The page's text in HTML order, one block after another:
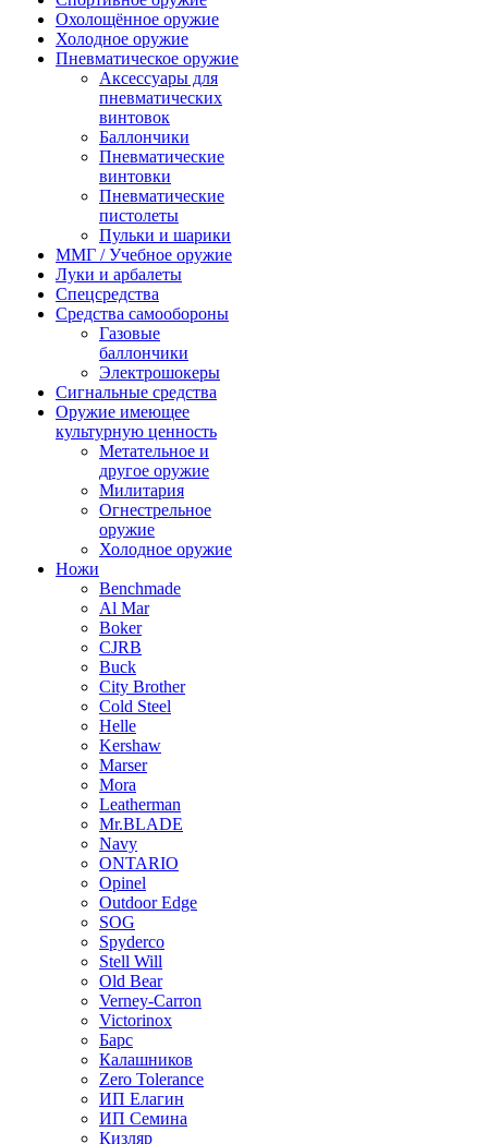
Охолощённое оружие
Холодное оружие
Пневматическое оружие
Аксессуары для
пневматических
винтовок
Баллончики
Пневматические
винтовки
Пневматические
пистолеты
Пульки и шарики
ММГ / Учебное оружие
Луки и арбалеты
Спецсредства
Средства самообороны
Газовые
баллончики
Электрошокеры
Сигнальные средства
Оружие имеющее
культурную ценность
Метательное и
другое оружие
Милитария
Огнестрельное
оружие
Холодное оружие
Ножи
Benchmade
Al Mar
Boker
CJRB
Buck
City Brother
Cold Steel
Helle
Kershaw
Marser
Mora
Leatherman
Mr.BLADE
Navy
ONTARIO
Opinel
Outdoor Edge
SOG
Spyderco
Stell Will
Old Bear
Verney-Carron
Victorinox
Барс
Калашников
Zero Tolerance
ИП Елагин
ИП Семина
Кизляр